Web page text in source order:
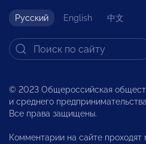
Русский English 中文
© 2023 Общероссийская
и среднего
Все права защищены.
Комментарии на сайте